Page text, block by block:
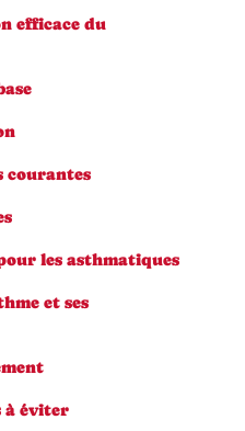
efficace du
courantes
les asthmatiques
et ses
à éviter